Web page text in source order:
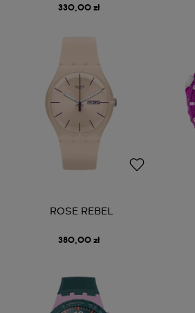
330,00 zł
ROSE REBEL
380,00 zł